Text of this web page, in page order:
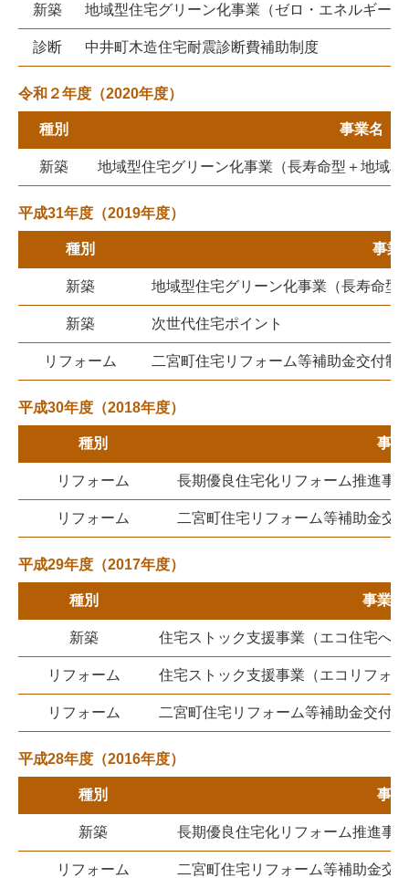
新築 地域型住宅グリーン化事業（ゼロ・エネルギー
診断 中井町木造住宅耐震診断費補助制度
令和２年度（2020年度）
種別 事業名
新築 地域型住宅グリーン化事業（長寿命型＋地域材
平成31年度（2019年度）
種別 事業
新築 地域型住宅グリーン化事業（長寿命型
新築 次世代住宅ポイント
リフォーム 二宮町住宅リフォーム等補助金交付制
平成30年度（2018年度）
種別 事業
リフォーム 長期優良住宅化リフォーム推進事
リフォーム 二宮町住宅リフォーム等補助金交
平成29年度（2017年度）
種別 事業名
新築 住宅ストック支援事業（エコ住宅へ
リフォーム 住宅ストック支援事業（エコリフォ
リフォーム 二宮町住宅リフォーム等補助金交付
平成28年度（2016年度）
種別 事業
新築 長期優良住宅化リフォーム推進事
リフォーム 二宮町住宅リフォーム等補助金交